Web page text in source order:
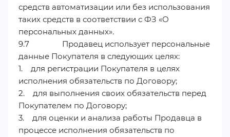
средств автоматизации или без использования
таких средств в соответствии с ФЗ «О
персональных данных».
9.7 Продавец использует персональные
данные Покупателя в следующих целях:
1. для регистрации Покупателя в целях
исполнения обязательств по Договору;
2. для выполнения своих обязательств перед
Покупателем по Договору;
3. для оценки и анализа работы Продавца в
процессе исполнения обязательств по